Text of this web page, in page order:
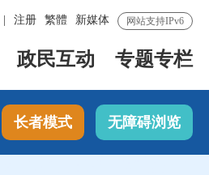
网站支持IPv6
新媒体
繁體
注册
政民互动 专题专栏
长者模式 无障碍浏览